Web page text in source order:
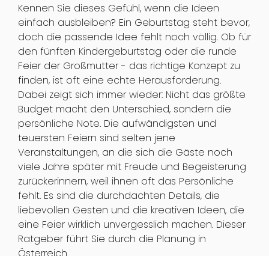
Kennen Sie dieses Gefühl, wenn die Ideen
einfach ausbleiben? Ein Geburtstag steht bevor,
doch die passende Idee fehlt noch völlig. Ob für
den fünften Kindergeburtstag oder die runde
Feier der Großmutter - das richtige Konzept zu
finden, ist oft eine echte Herausforderung.
Dabei zeigt sich immer wieder: Nicht das größte
Budget macht den Unterschied, sondern die
persönliche Note. Die aufwändigsten und
teuersten Feiern sind selten jene
Veranstaltungen, an die sich die Gäste noch
viele Jahre später mit Freude und Begeisterung
zurückerinnern, weil ihnen oft das Persönliche
fehlt. Es sind die durchdachten Details, die
liebevollen Gesten und die kreativen Ideen, die
eine Feier wirklich unvergesslich machen. Dieser
Ratgeber führt Sie durch die Planung in
Österreich.